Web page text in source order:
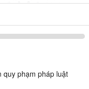
quy phạm pháp luật